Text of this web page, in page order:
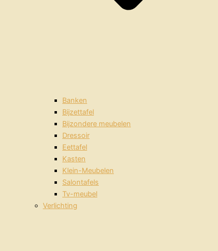
Banken
Bijzettafel
Bijzondere meubelen
Dressoir
Eettafel
Kasten
Klein-Meubelen
Salontafels
Tv-meubel
Verlichting